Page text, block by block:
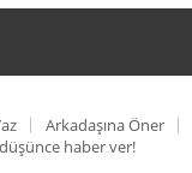
Arkadaşına Öner
haber ver!